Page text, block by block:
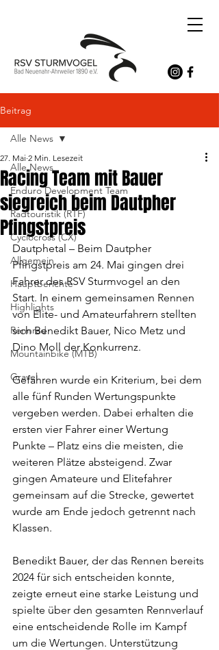
Beitrag
Alle News
Enduro Development Team
Radtouristik (RTF)
Cyclocross (CX)
Allgemein
Hauptberichte
Highlights
Rennrad
Mountainbike (MTB)
Gravel
Alle News
Racing Team mit Bauer
siegreich beim Dautpher
Pfingstpreis
27. Mai 2 Min. Lesezeit
Dautphetal – Beim Dautpher
Pfingstpreis am 24. Mai gingen drei
Fahrer des RSV Sturmvogel an den
Start. In einem gemeinsamen Rennen
von Elite- und Amateurfahrern stellten
sich Benedikt Bauer, Nico Metz und
Dino Moll der Konkurrenz.
Gefahren wurde ein Kriterium, bei dem
alle fünf Runden Wertungspunkte
vergeben werden. Dabei erhalten die
ersten vier Fahrer einer Wertung
Punkte – Platz eins die meisten, die
weiteren Plätze absteigend. Zwar
gingen Amateure und Elitefahrer
gemeinsam auf die Strecke, gewertet
wurde am Ende jedoch getrennt nach
Klassen.
Benedikt Bauer, der das Rennen bereits
2024 für sich entscheiden konnte,
zeigte erneut eine starke Leistung und
spielte über den gesamten Rennverlauf
eine entscheidende Rolle im Kampf
um die Wertungen. Unterstützung